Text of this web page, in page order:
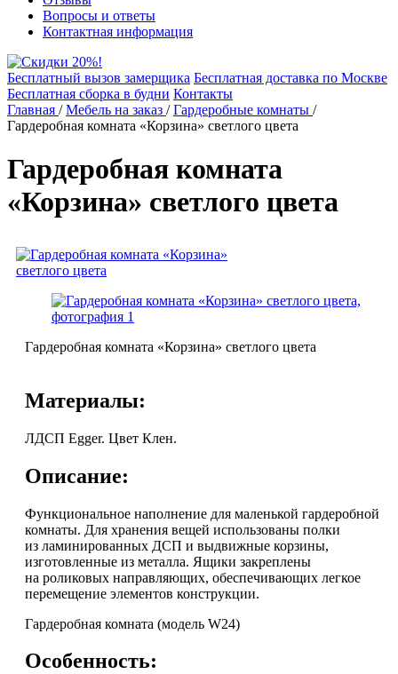
Вопросы и ответы
Контактная информация
Бесплатный вызов замерщика Бесплатная доставка по Москве
Бесплатная сборка в будни Контакты
Главная /Мебель на заказ /Гардеробные комнаты /
Гардеробная комната «Корзина» светлого цвета
Гардеробная комната
«Корзина» светлого цвета
Гардеробная комната «Корзина» светлого цвета
Материалы:
ЛДСП Egger. Цвет Клен.
Описание:
Функциональное наполнение для маленькой гардеробной
комнаты. Для хранения вещей использованы полки
из ламинированных ДСП и выдвижные корзины,
изготовленные из металла. Ящики закреплены
на роликовых направляющих, обеспечивающих легкое
перемещение элементов конструкции.
Гардеробная комната (модель W24)
Особенность: